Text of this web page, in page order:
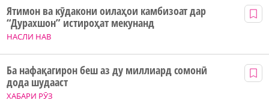
НАСЛИ НАВ
Ятимон ва кӯдакони оилаҳои камбизоат дар
“Дурахшон” истироҳат мекунанд
ХАБАРИ РӮЗ
Ба нафақагирон беш аз ду миллиард сомонӣ
дода шудааст